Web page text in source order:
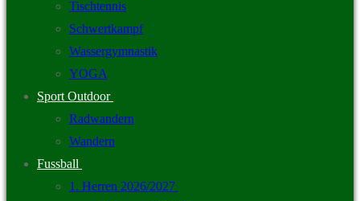
Tischtennis
Schwertkampf
Wassergymnastik
YOGA
Sport Outdoor
Radwandern
Wandern
Fussball
1. Herren 2026/2027